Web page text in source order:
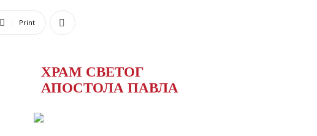
Print
ХРАМ СВЕТОГ
АПОСТОЛА ПАВЛА